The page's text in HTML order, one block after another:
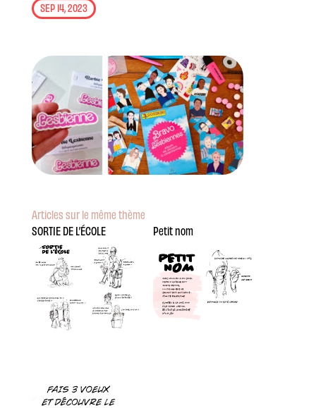
SEP 14, 2023
Articles sur le même thème
SORTIE DE L’ÉCOLE
Petit nom